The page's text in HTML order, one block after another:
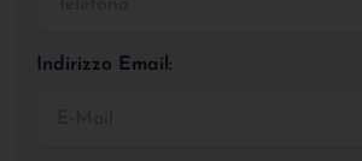
Indirizzo Email: